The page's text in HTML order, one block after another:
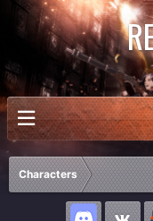
Characters